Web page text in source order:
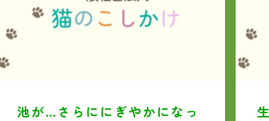
池が…さらににぎやかになっ